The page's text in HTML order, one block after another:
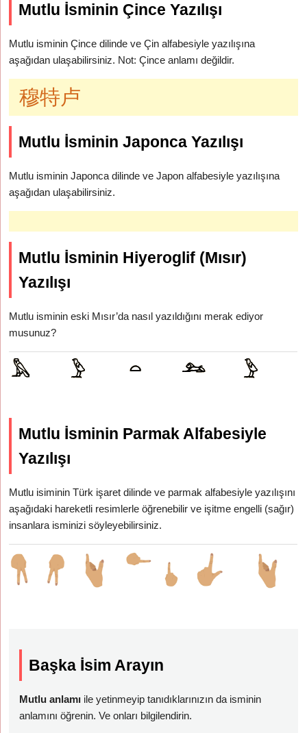
Mutlu İsminin Çince Yazılışı
Mutlu isminin Çince dilinde ve Çin alfabesiyle yazılışına
aşağıdan ulaşabilirsiniz. Not: Çince anlamı değildir.
穆特卢
Mutlu İsminin Japonca Yazılışı
Mutlu isminin Japonca dilinde ve Japon alfabesiyle yazılışına
aşağıdan ulaşabilirsiniz.
Mutlu İsminin Hiyeroglif (Mısır)
Yazılışı
Mutlu isminin eski Mısır’da nasıl yazıldığını merak ediyor
musunuz?
Mutlu İsminin Parmak Alfabesiyle
Yazılışı
Mutlu isiminin Türk işaret dilinde ve parmak alfabesiyle yazılışını
aşağıdaki hareketli resimlerle öğrenebilir ve işitme engelli (sağır)
insanlara isminizi söyleyebilirsiniz.
Başka İsim Arayın
Mutlu anlamı ile yetinmeyip tanıdıklarınızın da isminin
anlamını öğrenin. Ve onları bilgilendirin.